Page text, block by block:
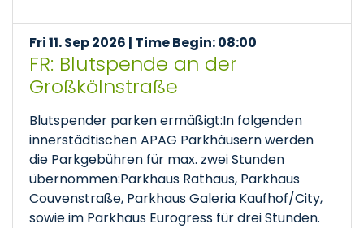
Fri 11. Sep 2026 | Time Begin: 08:00
FR: Blutspende an der
Großkölnstraße
Blutspender parken ermäßigt:In folgenden
innerstädtischen APAG Parkhäusern werden
die Parkgebühren für max. zwei Stunden
übernommen:Parkhaus Rathaus, Parkhaus
Couvenstraße, Parkhaus Galeria Kaufhof/City,
sowie im Parkhaus Eurogress für drei Stunden.